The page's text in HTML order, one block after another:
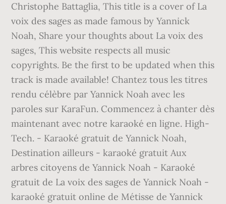
Christophe Battaglia, This title is a cover of La
voix des sages as made famous by Yannick
Noah, Share your thoughts about La voix des
sages, This website respects all music
copyrights. Be the first to be updated when this
track is made available! Chantez tous les titres
rendu célèbre par Yannick Noah avec les
paroles sur KaraFun. Commencez à chanter dès
maintenant avec notre karaoké en ligne. High-
Tech. - Karaoké gratuit de Yannick Noah,
Destination ailleurs - karaoké gratuit Aux
arbres citoyens de Yannick Noah - Karaoké
gratuit de La voix des sages de Yannick Noah -
karaoké gratuit online de Métisse de Yannick